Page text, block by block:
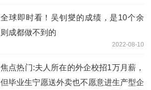
全球即时看！吴钊燮的成绩，是10个余
则成都做不到的
2022-08-10
焦点热门:夫人所在的外企校招1万月薪，
但毕业生宁愿送外卖也不愿意进生产型企